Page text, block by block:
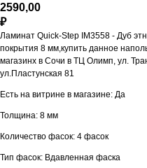
2590,00
₽
Ламинат Quick-Step IM3558 - Дуб
покрытия 8 мм,купить данное
магазинх в Сочи в ТЦ Олимп, ул.
ул.Пластунская 81
Есть на витрине в магазине: Да
Толщина: 8 мм
Количество фасок: 4 фасок
Тип фасок: Вдавленная фаска